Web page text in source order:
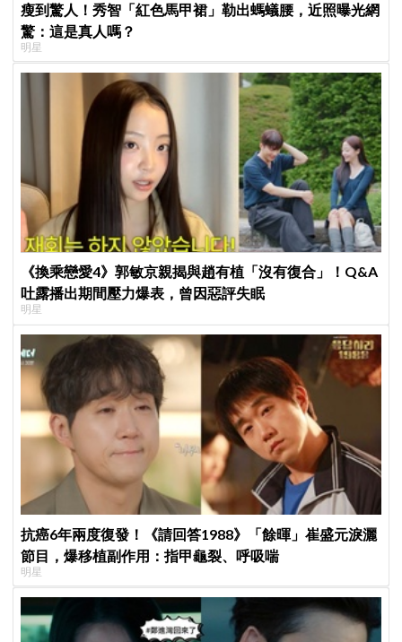
瘦到驚人！秀智「紅色馬甲裙」勒出螞蟻腰，近照曝光網
驚：這是真人嗎？
明星
《換乘戀愛4》郭敏京親揭與趙有植「沒有復合」！Q&A
吐露播出期間壓力爆表，曾因惡評失眠
明星
抗癌6年兩度復發！《請回答1988》「餘暉」崔盛元淚灑
節目，爆移植副作用：指甲龜裂、呼吸喘
明星